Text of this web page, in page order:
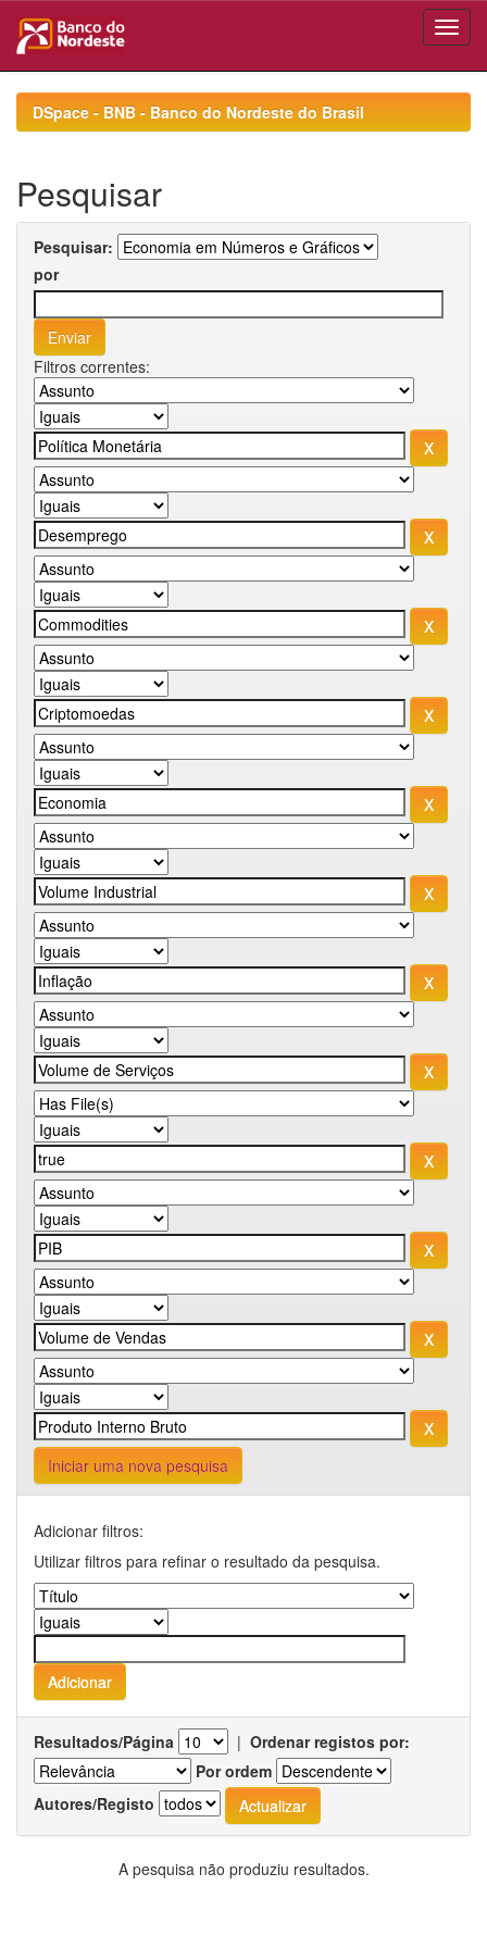
navigationDSpace - BNB - Banco do Nordeste do Brasil
Pesquisar
Pesquisar:
por
Filtros correntes:
Iniciar uma nova pesquisa
Adicionar filtros:
Utilizar filtros para refinar o resultado da pesquisa.
Resultados/Página | Ordenar registos por:
Por ordem
Autores/Registo
A pesquisa não produziu resultados.